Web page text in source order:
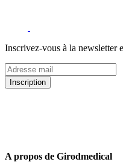
Inscrivez-vous à la newsletter
Inscription
A propos de Girodmedical